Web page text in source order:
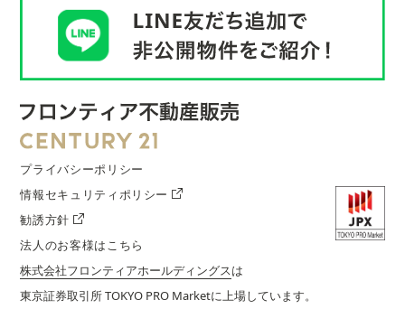
プライバシーポリシー
情報セキュリティポリシー
勧誘方針
法人のお客様はこちら
株式会社フロンティアホールディングスは
東京証券取引所 TOKYO PRO Marketに上場しています。